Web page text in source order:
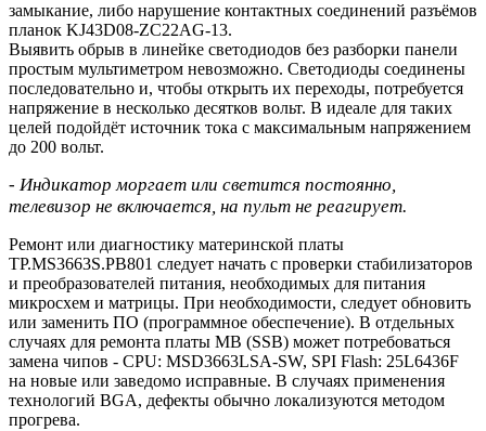
замыкание, либо нарушение контактных соединений разъёмов
планок KJ43D08-ZC22AG-13.
Выявить обрыв в линейке светодиодов без разборки панели
простым мультиметром невозможно. Светодиоды соединены
последовательно и, чтобы открыть их переходы, потребуется
напряжение в несколько десятков вольт. В идеале для таких
целей подойдёт источник тока с максимальным напряжением
до 200 вольт.
- Индикатор моргает или светится постоянно,
телевизор не включается, на пульт не реагирует.
Ремонт или диагностику материнской платы
TP.MS3663S.PB801 следует начать с проверки стабилизаторов
и преобразователей питания, необходимых для питания
микросхем и матрицы. При необходимости, следует обновить
или заменить ПО (программное обеспечение). В отдельных
случаях для ремонта платы MB (SSB) может потребоваться
замена чипов - CPU: MSD3663LSA-SW, SPI Flash: 25L6436F
на новые или заведомо исправные. В случаях применения
технологий BGA, дефекты обычно локализуются методом
прогрева.